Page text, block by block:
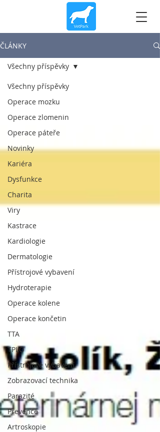
ČLÁNKY
Všechny příspěvky
Operace mozku
Operace zlomenin
Operace páteře
Novinky
Kariéra
Dysfunkce
Charita
Viry
Kastrace
Kardiologie
Dermatologie
Přístrojové vybavení
Hydroterapie
Operace kolene
Operace končetin
TTA
TPLO
Přístrojové vybavení
Zobrazovací technika
Parazité
Prevence
Artroskopie
Všechny příspěvky